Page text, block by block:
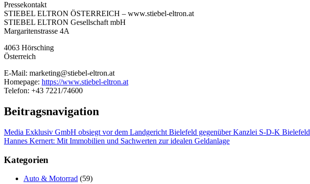
Pressekontakt
STIEBEL ELTRON ÖSTERREICH – www.stiebel-eltron.at
STIEBEL ELTRON Gesellschaft mbH
Margaritenstrasse 4A
4063 Hörsching
Österreich
E-Mail: marketing@stiebel-eltron.at
Homepage: https://www.stiebel-eltron.at
Telefon: +43 7221/74600
Beitragsnavigation
Media Exklusiv GmbH obsiegt vor dem Landgericht Bielefeld gegenüber Kanzlei S-D-K Bielefeld
Hannes Kernert: Mit Immobilien und Sachwerten zur idealen Geldanlage
Kategorien
Auto & Motorrad (59)